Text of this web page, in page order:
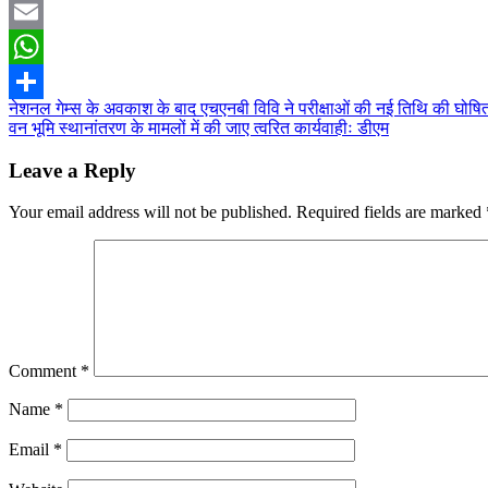
Twitter
Email
WhatsApp
Share
Post
navigation
नेशनल गेम्स के अवकाश के बाद एचएनबी विवि ने परीक्षाओं की नई तिथि की
वन भूमि स्थानांतरण के मामलों में की जाए त्वरित कार्यवाहीः डीएम
Leave a Reply
Your email address will not be published. Required fields are marked
Comment *
Name *
Email *